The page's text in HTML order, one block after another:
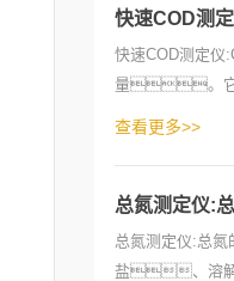
快速COD测
快速COD测定
量。它
示，通过
查看更多>>
总氮测定仪:
总氮测定仪:总
盐、溶解